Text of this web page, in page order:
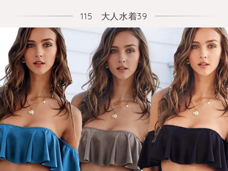
115 大人水着39